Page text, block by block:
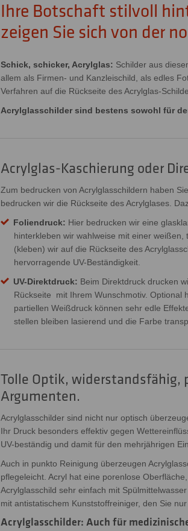
Ihre Botschaft stilvoll
zeigen Sie sich von der
Schick, schicker, Acrylglas: Schilder aus
allem als Firmen- und Kanzleischild, als edles
Verfahren auf die Rückseite des Acrylglas-
Acrylglasschilder sind bestens sowohl für
Acrylglas-Kaschierung oder
Zum bedrucken von Acrylglasschildern haben
bedrucken wir die Rückseite des Acrylglases.
Foliendruck: Hier bedrucken wir eine
hinterkleben wir wahlweise mit einer
(kleben) wir auf die Rückseite des
hervorragende UV-Beständigkeit.
UV-Direktdruck: Beim Direktdruck drucken
Rückseite mit Ihrem Wunschmotiv. Optional
partiellen Weißdruck können sehr edle
stellen bleiben lasierend und die Farbe
Tolle Optik, widerstandsfähig,
Argumenten.
Acrylglasschilder sind nicht nur optisch
Ihr Druck besonders effektiv gegen
UV-beständig und damit für den mehrjährigen
Auch in punkto Reinigung überzeugen
pflegeleicht. Acryl hat eine porenlose
Acrylglasschild sehr einfach mit
mit antistatischem Kunststoffreiniger, den Sie
Acrylglasschilder: Auch für